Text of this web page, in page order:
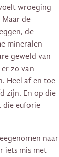
wroeging
de
de
mineralen
geweld van
zo van
Heel af en toe
zijn. En op die
die euforie
naar
iets mis met